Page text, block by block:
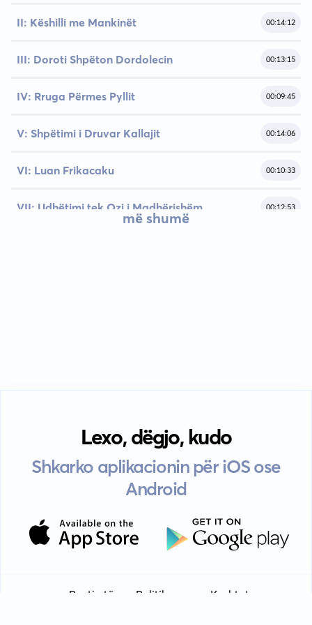
II: Këshilli me Mankinët 00:14:12
III: Doroti Shpëton Dordolecin 00:13:15
IV: Rruga Përmes Pyllit 00:09:45
V: Shpëtimi i Druvar Kallajit 00:14:06
VI: Luan Frikacaku 00:10:33
VII: Udhëtimi tek Ozi i Madhërishëm 00:12:53
më shumë
Lexo, dëgjo, kudo
Shkarko aplikacionin për iOS ose
Android
Pyetje të
Politika e
Kushtet e